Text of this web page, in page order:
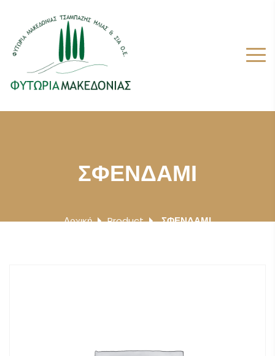
ΣΦΕΝΔΑΜΙ
Αρχική Product ΣΦΕΝΔΑΜΙ